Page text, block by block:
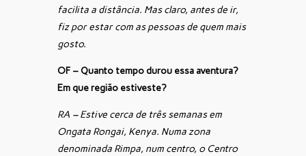
facilita a distância. Mas claro, antes de ir,
fiz por estar com as pessoas de quem mais
gosto.
OF – Quanto tempo durou essa aventura?
Em que região estiveste?
RA – Estive cerca de três semanas em
Ongata Rongai, Kenya. Numa zona
denominada Rimpa, num centro, o Centro